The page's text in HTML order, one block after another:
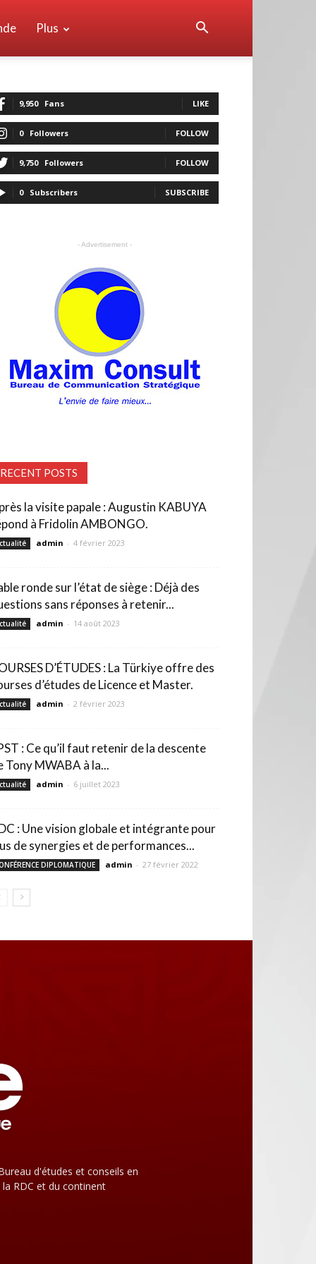
Plus
9,950 Fans LIKE
0 Followers FOLLOW
9,750 Followers FOLLOW
0 Subscribers SUBSCRIBE
- Advertisement -
RECENT POSTS
la visite papale : Augustin KABUYA
à Fridolin AMBONGO.
admin - 4 février 2023
ronde sur l’état de siège : Déjà des
sans réponses à retenir...
admin - 14 août 2023
D’ÉTUDES : La Türkiye offre des
d’études de Licence et Master.
admin - 2 février 2023
: Ce qu’il faut retenir de la descente
Tony MWABA à la...
admin - 6 juillet 2023
: Une vision globale et intégrante pour
de synergies et de performances...
DIPLOMATIQUE admin - 27 février 2022
d'études et conseils en
RDC et du continent